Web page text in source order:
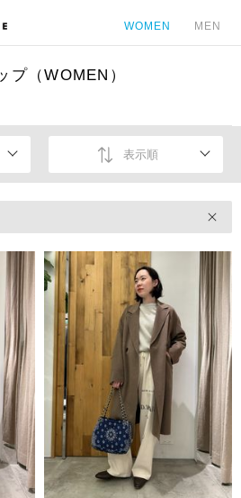
WOMEN MEN
プ（WOMEN）
表示順